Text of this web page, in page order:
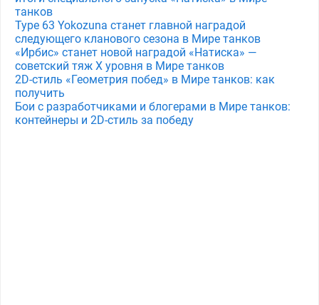
танков
Type 63 Yokozuna станет главной наградой
следующего кланового сезона в Мире танков
«Ирбис» станет новой наградой «Натиска» —
советский тяж X уровня в Мире танков
2D-стиль «Геометрия побед» в Мире танков: как
получить
Бои с разработчиками и блогерами в Мире танков:
контейнеры и 2D-стиль за победу